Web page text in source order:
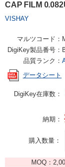
CAP FILM
VISHAY
マルツコード：
DigiKey製品番号：
品質ランク：
データシート
DigiKey在庫数：
納期：
購入数量
MOQ：